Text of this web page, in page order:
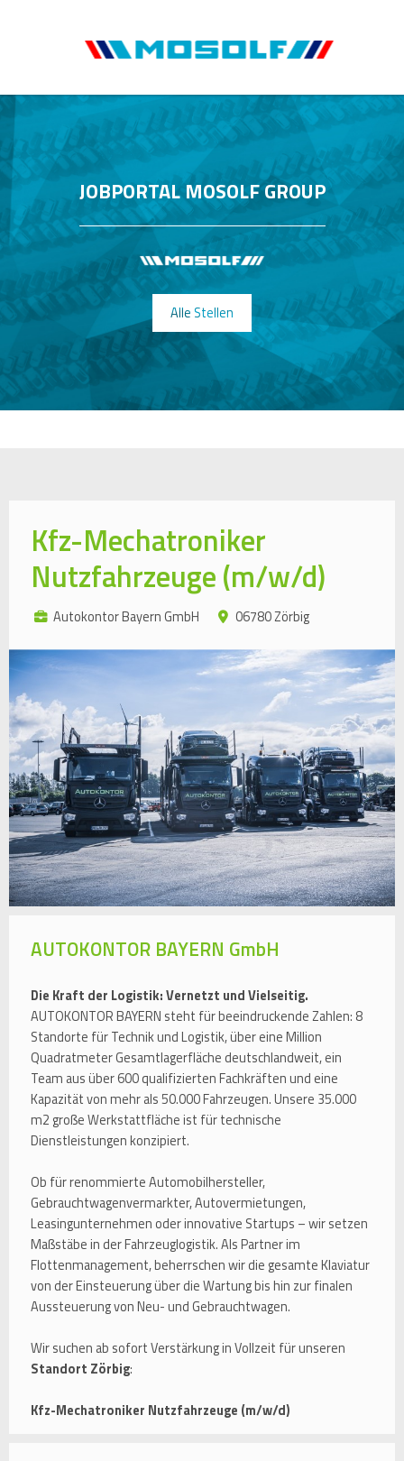
JOBPORTAL MOSOLF GROUP
Alle Stellen
Kfz-Mechatroniker
Nutzfahrzeuge (m/w/d)
Autokontor Bayern GmbH 06780 Zörbig
AUTOKONTOR BAYERN GmbH
Die Kraft der Logistik: Vernetzt und Vielseitig.
AUTOKONTOR BAYERN steht für beeindruckende Zahlen: 8
Standorte für Technik und Logistik, über eine Million
Quadratmeter Gesamtlagerfläche deutschlandweit, ein
Team aus über 600 qualifizierten Fachkräften und eine
Kapazität von mehr als 50.000 Fahrzeugen. Unsere 35.000
m2 große Werkstattfläche ist für technische
Dienstleistungen konzipiert.
Ob für renommierte Automobilhersteller,
Gebrauchtwagenvermarkter, Autovermietungen,
Leasingunternehmen oder innovative Startups – wir setzen
Maßstäbe in der Fahrzeuglogistik. Als Partner im
Flottenmanagement, beherrschen wir die gesamte Klaviatur
von der Einsteuerung über die Wartung bis hin zur finalen
Aussteuerung von Neu- und Gebrauchtwagen.
Wir suchen ab sofort Verstärkung in Vollzeit für unseren
Standort Zörbig:
Kfz-Mechatroniker Nutzfahrzeuge (m/w/d)